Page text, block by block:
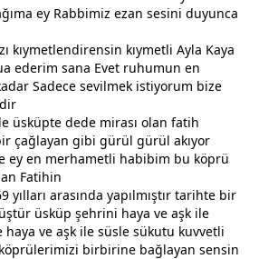
ey Rabbimiz ezan sesini duyunca
kıymetlendirensin kıymetli Ayla Kaya
ederim sana Evet ruhumun en
Sadece sevilmek istiyorum bize
üsküpte dede mirası olan fatih
çağlayan gibi gürül gürül akıyor
ey en merhametli habibim bu köprü
Fatihin
yılları arasında yapılmıştır tarihte bir
üsküp şehrini haya ve aşk ile
ve aşk ile süsle sükutu kuvvetli
birbirine bağlayan sensin